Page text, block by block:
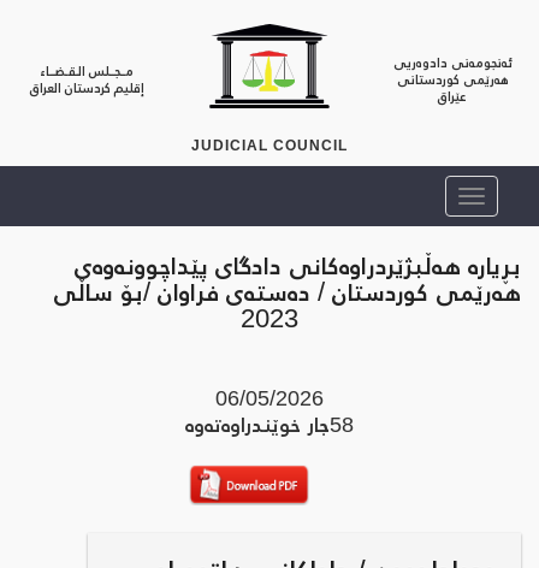
ئەنجومەنی دادوەریی
هەرێمی کوردستانی
عێراق
JUDICIAL COUNCIL
مــجــلس الـقـضــاء
إقليم كردستان العراق
بڕیارە هەڵبژێردراوەکانی دادگای پێداچوونەوەی
هەرێمی کوردستان / دەستەی فراوان /بۆ ساڵی
2023
06/05/2026
58جار خوێندراوه‌ته‌وه‌